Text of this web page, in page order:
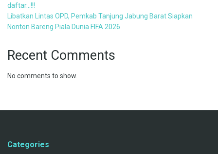
daftar…!!!
Libatkan Lintas OPD, Pemkab Tanjung Jabung Barat Siapkan
Nonton Bareng Piala Dunia FIFA 2026
Recent Comments
No comments to show.
Categories